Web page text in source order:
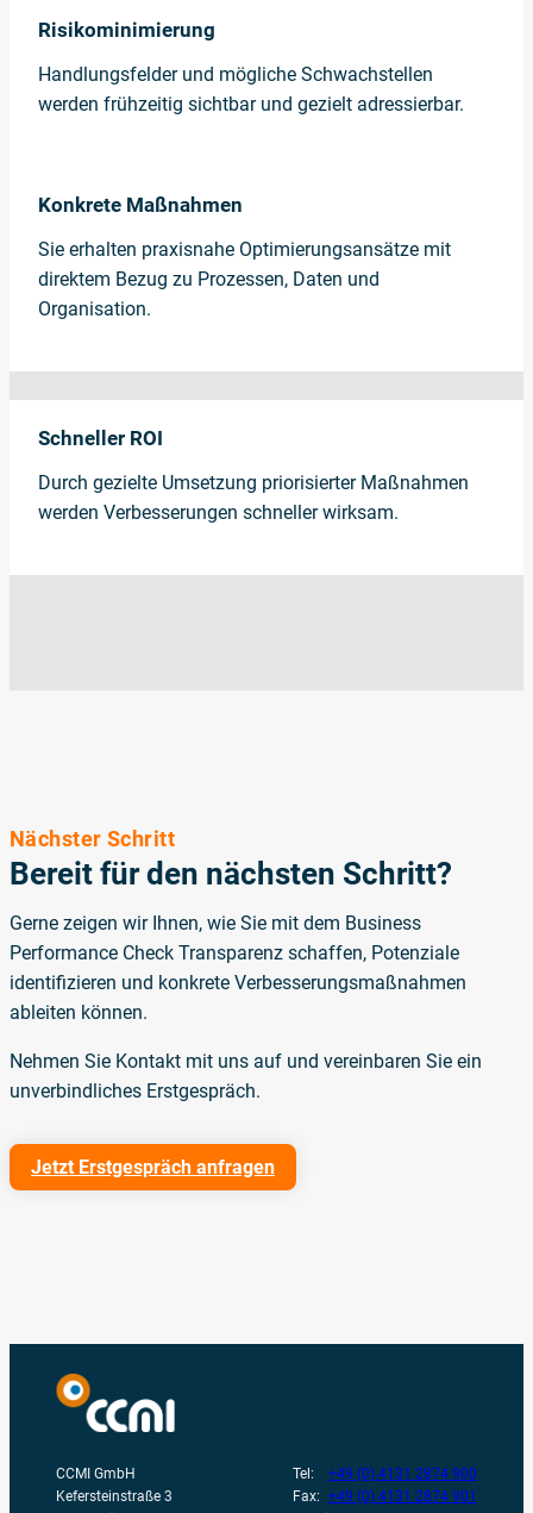
Risikominimierung
Handlungsfelder und mögliche Schwachstellen
werden frühzeitig sichtbar und gezielt adressierbar.
Konkrete Maßnahmen
Sie erhalten praxisnahe Optimierungsansätze mit
direktem Bezug zu Prozessen, Daten und
Organisation.
Schneller ROI
Durch gezielte Umsetzung priorisierter Maßnahmen
werden Verbesserungen schneller wirksam.
Nächster Schritt
Bereit für den nächsten Schritt?
Gerne zeigen wir Ihnen, wie Sie mit dem Business
Performance Check Transparenz schaffen, Potenziale
identifizieren und konkrete Verbesserungsmaßnahmen
ableiten können.
Nehmen Sie Kontakt mit uns auf und vereinbaren Sie ein
unverbindliches Erstgespräch.
Jetzt Erstgespräch anfragen
CCMI GmbH
Kefersteinstraße 3
Tel:
+49 (0) 4131 2874 900
Fax: +49 (0) 4131 2874 901